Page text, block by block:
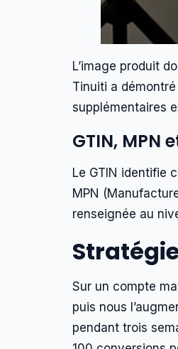
L’image produit
Tinuiti a
supplémentaires
GTIN,
Le GTIN identifie
MPN
renseignée au
Sur un compte
puis nous
pendant trois